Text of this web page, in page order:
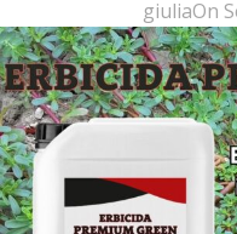
Acido
giuliaOn